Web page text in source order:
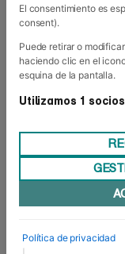
fue la
El consentimiento es
consent).
Puede retirar o
haciendo clic en el
esquina de la pantalla.
Utilizamos 1
Política de privacidad